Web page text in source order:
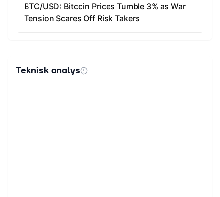
Teknisk analys